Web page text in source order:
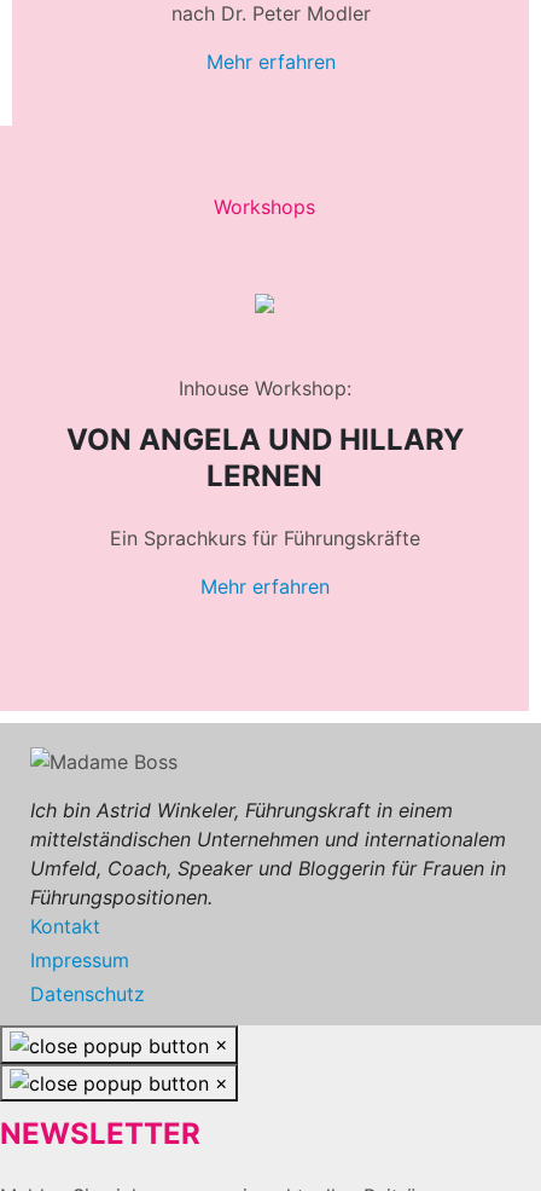
nach Dr. Peter Modler
Mehr erfahren
Workshops
Inhouse Workshop:
VON ANGELA UND HILLARY
LERNEN
Ein Sprachkurs für Führungskräfte
Mehr erfahren
Ich bin Astrid Winkeler, Führungskraft in einem
mittelständischen Unternehmen und internationalem
Umfeld, Coach, Speaker und Bloggerin für Frauen in
Führungspositionen.
Kontakt
Impressum
Datenschutz
×
×
NEWSLETTER